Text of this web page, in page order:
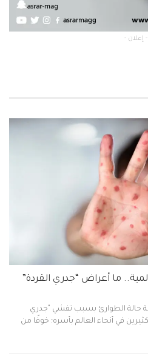
- إعلان -
ما أعراض “جدري القردة”
حالة الطوارئ بسبب تفشي "جدري
في أنحاء العالم بأسره؛ خوفًا من